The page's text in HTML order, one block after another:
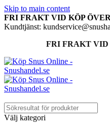
Skip to main content
FRI FRAKT VID KÖP
Kundtjänst:
FRI FRAKT VID
Välj kategori